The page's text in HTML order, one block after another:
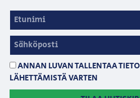
ANNAN LUVAN TALLENTAA
LÄHETTÄMISTÄ VARTEN